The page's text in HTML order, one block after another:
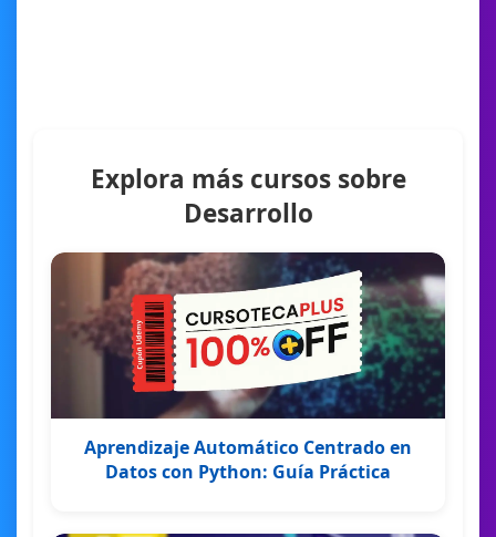
Explora más cursos sobre
Desarrollo
Aprendizaje Automático Centrado en
Datos con Python: Guía Práctica